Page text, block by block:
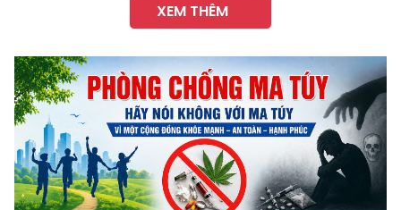
XEM THÊM